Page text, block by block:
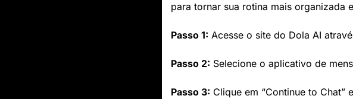
para tornar sua rotina mais organizada
Passo 1: Acesse o site do Dola AI
Passo 2: Selecione o aplicativo de
Passo 3: Clique em “Continue to Chat”